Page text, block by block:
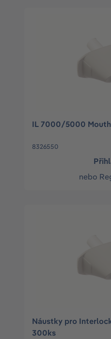
IL 7000/5000
8326550
nebo
Náustky pro
300ks